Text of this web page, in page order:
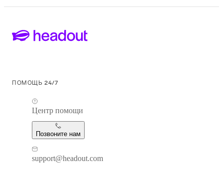
ПОМОЩЬ 24/7
Центр помощи
Позвоните нам
support@headout.com